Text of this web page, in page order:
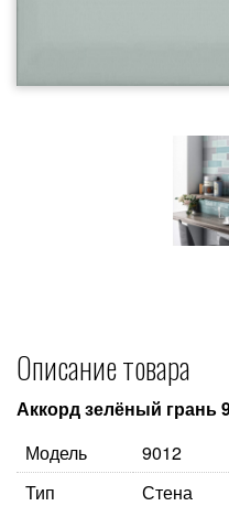
Описание товара
Аккорд зелёный грань
Модель
9012
Тип
Стена